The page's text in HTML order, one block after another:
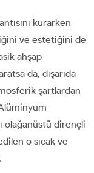
kurarken
ve estetiğini de
ahşap
da, dışarıda
şartlardan
olağanüstü dirençli
o sıcak ve